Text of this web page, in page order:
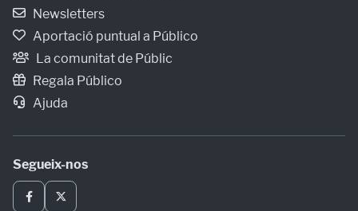
Newsletters
Aportació puntual a Público
La comunitat de Públic
Regala Público
Ajuda
Segueix-nos